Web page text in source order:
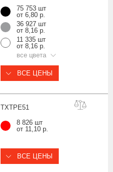
75 753 шт
от 6,80 р.
36 927 шт
от 8,16 р.
11 335 шт
от 8,16 р.
все цвета
ВСЕ ЦЕНЫ
TXTPE51
8 826 шт
от 11,10 р.
ВСЕ ЦЕНЫ